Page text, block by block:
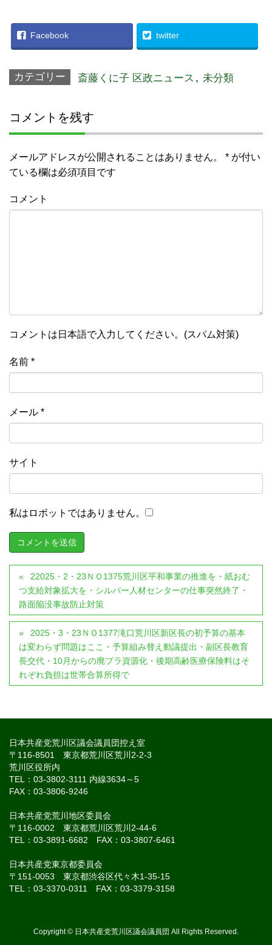
Facebook twitter
カテゴリー 斎藤くに子 区政ニュース , 未分類
コメントを残す
メールアドレスが公開されることはありません。 * が付い
ている欄は必須項目です
コメント
コメントは日本語で入力してください。(スパム対策)
名前 *
メール *
サイト
私はロボットではありません。
22025・2・23ＮＯ1375荒川区平和事業の推進を・紙おむ
つ支給対象拡大を・シルバー人材センターの仕事突然終了・
路面陥没事故防止対策
2025・3・23ＮＯ1377滝口荒川区新区長の初予算の基本
は変わらず問題はここ・予算組み替え動議提出・副区長教育
長交代・10月からの廃プラ資源化・後期高齢医療保険料はそ
れぞれ負担は世帯合算所得で
日本共産党荒川区議会議員団控え室
〒116-8501 東京都荒川区荒川2-2-3
荒川区役所内
TEL：03-3802-3111 内線3634～5
FAX：03-3806-9246
日本共産党荒川地区委員会
〒116-0002 東京都荒川区荒川2-44-6
TEL：03-3891-6682 FAX：03-3807-6461
日本共産党東京都委員会
〒151-0053 東京都渋谷区代々木1-35-15
TEL：03-3370-0311 FAX：03-3379-3158
Copyright © 日本共産党荒川区議会議員団 All Rights Reserved.